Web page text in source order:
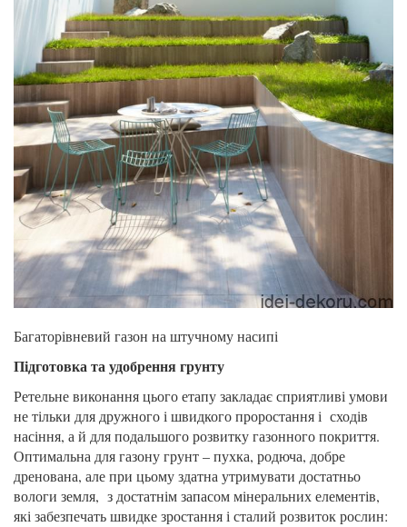
Багаторівневий газон на штучному насипі
Підготовка та удобрення грунту
Ретельне виконання цього етапу закладає сприятливі умови
не тільки для дружного і швидкого проростання і сходів
насіння, а й для подальшого розвитку газонного покриття.
Оптимальна для газону грунт – пухка, родюча, добре
дренована, але при цьому здатна утримувати достатньо
вологи земля, з достатнім запасом мінеральних елементів,
які забезпечать швидке зростання і сталий розвиток рослин: